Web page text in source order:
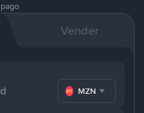
pago
Vender
MZN